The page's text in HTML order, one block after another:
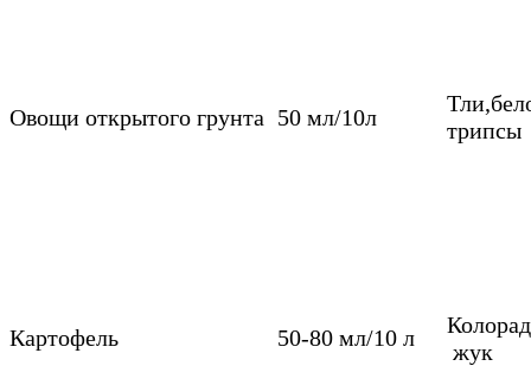
Овощи открытого грунта 50 мл/10л
трипсы
Картофель 50-80 мл/10 л
жук